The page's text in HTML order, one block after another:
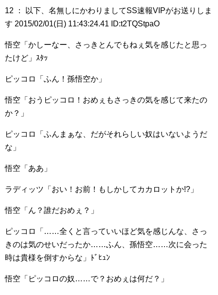
12 ： 以下、名無しにかわりましてSS速報VIPがお送りしま
す 2015/02/01(日) 11:43:24.41 ID:t2TQStpaO
悟空「かしーなー、さっきとんでもねぇ気を感じたと思っ
たけど」ｽﾀｯ
ピッコロ「ふん！孫悟空か」
悟空「おうピッコロ！おめぇもさっきの気を感じて来たの
か？」
ピッコロ「ふんまぁな、だがそれらしい奴はいないようだ
な」
悟空「ああ」
ラディッツ「おい！お前！もしかしてカカロットか!?」
悟空「ん？誰だおめぇ？」
ピッコロ「……全くと言っていいほど気を感じんな、さっ
きのは気のせいだったか……ふん、孫悟空……次に会った
時は貴様を倒すからな」ﾄﾞﾋｭﾝ
悟空「ピッコロの奴……で？おめぇは何だ？」